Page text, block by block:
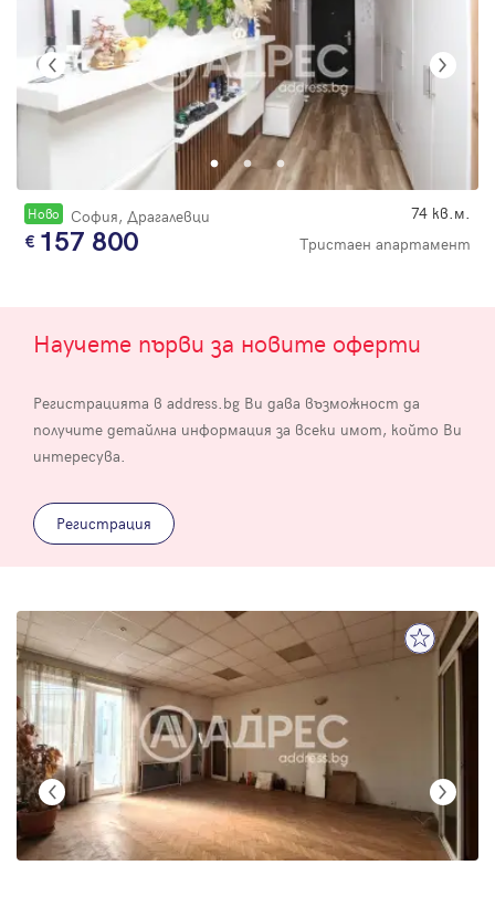
Новo София, Драгалевци 74 кв.м.
157 800 Тристаен апартамент
Научете първи за новите оферти
Регистрацията в address.bg Ви дава възможност да
получите детайлна информация за всеки имот, който Ви
интересува.
Регистрация